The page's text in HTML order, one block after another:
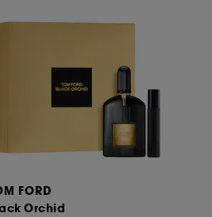
FORD
Orchid
et la lecture de ces traceurs
mes choix" ci-
Cookies, pour les finalités
refuser tous les cookies,
obtenir plus d'information sur